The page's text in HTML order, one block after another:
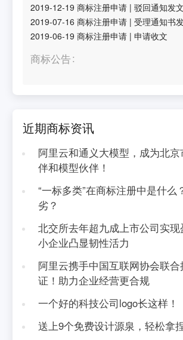
2019-12-19 商标注册申请 |驳回通知发文
2019-07-16 商标注册申请 |受理通知书
2019-06-19 商标注册申请 |申请收文
商标公告
近期商标资讯
阿里云和通义大模型，成为北
伴和模型伙伴！
“一标多类”在商标注册中是什么
劣？
北交所去年超九成上市公司实
小企业凸显韧性活力
阿里云携手中国互联网协会联
证！助力企业经营更合规
一个好的科技公司logo长这样！
送上9个免费设计源泉，轻松拿